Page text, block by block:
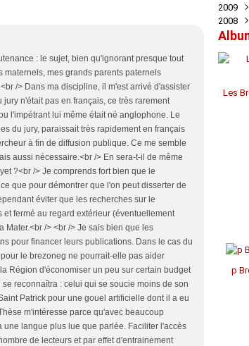
: le sujet, bien qu'ignorant presque tout
mes grands parents paternels
/> Dans ma discipline, il m'est arrivé d'assister
n'était pas en français, ce très rarement
l'impétrant lui même était né anglophone. Le
du jury, paraissait très rapidement en français
à fin de diffusion publique. Ce me semble
aussi nécessaire.<br /> En sera-t-il de même
?<br /> Je comprends fort bien que le
que pour démontrer que l'on peut disserter de
éviter que les recherches sur le
fermé au regard extérieur (éventuellement
Mater.<br /> <br /> Je sais bien que les
pour financer leurs publications. Dans le cas du
le brezoneg ne pourrait-elle pas aider
Région d'économiser un peu sur certain budget
reconnaîtra : celui qui se soucie moins de son
Patrick pour une gouel artificielle dont il a eu
m'intéresse parce qu'avec beaucoup
langue plus lue que parlée. Faciliter l'accès
de lecteurs et par effet d'entrainement
Mars
Mars
Mai
Mai
Avril
Août
Juin
Mai
Avril
Août
Juin
Mai
Avril
Juin
Avril
Mai
Mai
2009
Juin
2008
Août
Les
p